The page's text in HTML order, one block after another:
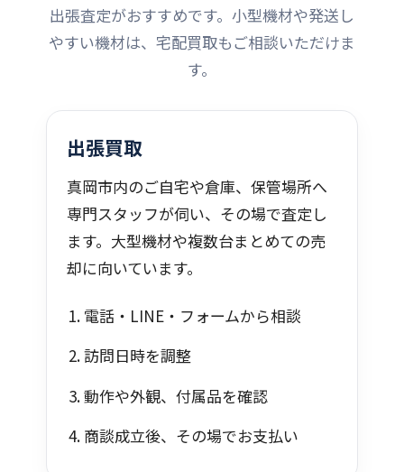
出張査定がおすすめです。小型機材や発送し
やすい機材は、宅配買取もご相談いただけま
す。
出張買取
真岡市内のご自宅や倉庫、保管場所へ
専門スタッフが伺い、その場で査定し
ます。大型機材や複数台まとめての売
却に向いています。
電話・LINE・フォームから相談
訪問日時を調整
動作や外観、付属品を確認
商談成立後、その場でお支払い